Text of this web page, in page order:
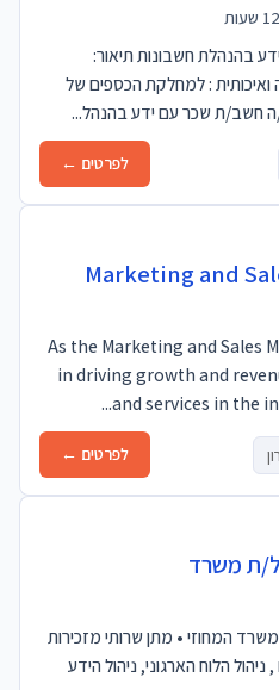
בהנהלת חשבונות תיאור:
: למחלקת הכספים של
חשב/ת שכר עם ידע בהנהל...
לפרטים ←
Marketing and
As the Marketing and Sales
in driving growth and
and services in the
לפרטים ←
ת משרד
המחוזי • מתן שרותי מזכירות
הלוח הארגוני, ניהול הידע